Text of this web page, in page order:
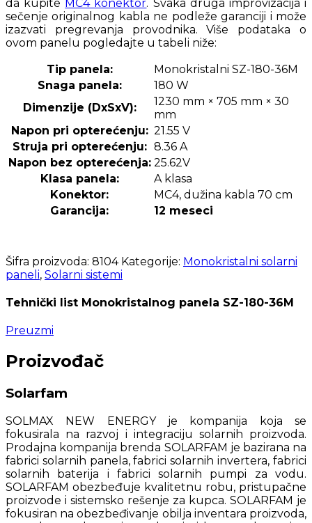
da kupite MC4 konektor. Svaka druga improvizacija i
sečenje originalnog kabla ne podleže garanciji i može
izazvati pregrevanja provodnika. Više podataka o
ovom panelu pogledajte u tabeli niže:
Tip panela:
Monokristalni SZ-180-36M
Snaga panela:
180 W
Dimenzije (DxSxV):
1230 mm × 705 mm × 30
mm
Napon pri opterećenju: 21.55 V
Struja pri opterećenju: 8.36 A
Napon bez opterećenja: 25.62V
Klasa panela:
A klasa
Konektor:
MC4, dužina kabla 70 cm
Garancija:
12 meseci
Šifra proizvoda: 8104 Kategorije: Monokristalni solarni
paneli, Solarni sistemi
Tehnički list Monokristalnog panela SZ-180-36M
Preuzmi
Proizvođač
Solarfam
SOLMAX NEW ENERGY je kompanija koja se
fokusirala na razvoj i integraciju solarnih proizvoda.
Prodajna kompanija brenda SOLARFAM je bazirana na
fabrici solarnih panela, fabrici solarnih invertera, fabrici
solarnih baterija i fabrici solarnih pumpi za vodu.
SOLARFAM obezbeđuje kvalitetnu robu, pristupačne
proizvode i sistemsko rešenje za kupca. SOLARFAM je
fokusiran na obezbeđivanje obilja inventara proizvoda,